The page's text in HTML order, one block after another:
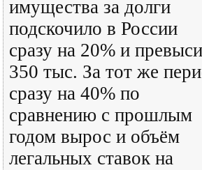
имущества за долги
подскочило в России
сразу на 20% и
350 тыс. За тот же
сразу на 40% по
сравнению с прошлым
годом вырос и объём
легальных ставок на